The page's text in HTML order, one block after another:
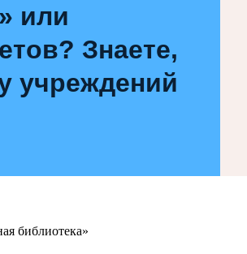
или
Знаете,
учреждений
библиотека»